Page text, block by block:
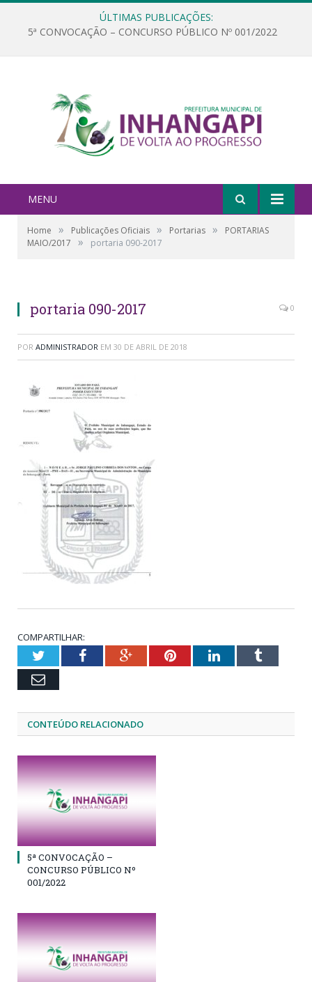
ÚLTIMAS PUBLICAÇÕES:
5ª CONVOCAÇÃO – CONCURSO PÚBLICO Nº 001/2022
MENU
Home » Publicações Oficiais » Portarias »
PORTARIAS
MAIO/2017
» portaria 090-2017
portaria 090-2017 0
POR ADMINISTRADOR EM 30 DE ABRIL DE 2018
COMPARTILHAR:
TwitterFacebookGoogle+PinterestLinkedInTumblr
Email
CONTEÚDO RELACIONADO
5ª CONVOCAÇÃO –
CONCURSO PÚBLICO Nº
001/2022